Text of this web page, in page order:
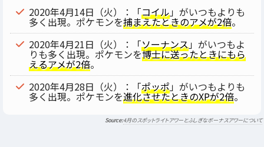
2020年4月14日（火）：「コイル」がいつもよりも
多く出現。ポケモンを捕まえたときのアメが2倍。
2020年4月21日（火）：「ソーナンス」がいつもよ
りも多く出現。ポケモンを博士に送ったときにもら
えるアメが2倍。
2020年4月28日（火）：「ポッポ」がいつもよりも
多く出現。ポケモンを進化させたときのXPが2倍。
4月のスポットライトアワーとふしぎなボーナスアワーについて